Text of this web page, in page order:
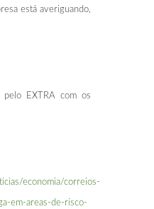
está averiguando,
EXTRA com os
economia/correios-
em-areas-de-risco-